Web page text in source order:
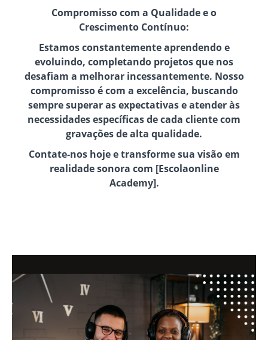
Compromisso com a Qualidade e o
Crescimento Contínuo:
Estamos constantemente aprendendo e
evoluindo, completando projetos que nos
desafiam a melhorar incessantemente. Nosso
compromisso é com a excelência, buscando
sempre superar as expectativas e atender às
necessidades específicas de cada cliente com
gravações de alta qualidade.
Contate-nos hoje e transforme sua visão em
realidade sonora com [Escolaonline
Academy].